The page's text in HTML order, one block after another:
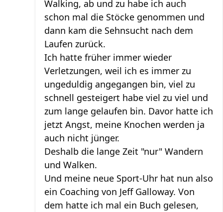
Walking, ab und zu habe ich auch
schon mal die Stöcke genommen und
dann kam die Sehnsucht nach dem
Laufen zurück.
Ich hatte früher immer wieder
Verletzungen, weil ich es immer zu
ungeduldig angegangen bin, viel zu
schnell gesteigert habe viel zu viel und
zum lange gelaufen bin. Davor hatte ich
jetzt Angst, meine Knochen werden ja
auch nicht jünger.
Deshalb die lange Zeit "nur" Wandern
und Walken.
Und meine neue Sport-Uhr hat nun also
ein Coaching von Jeff Galloway. Von
dem hatte ich mal ein Buch gelesen,